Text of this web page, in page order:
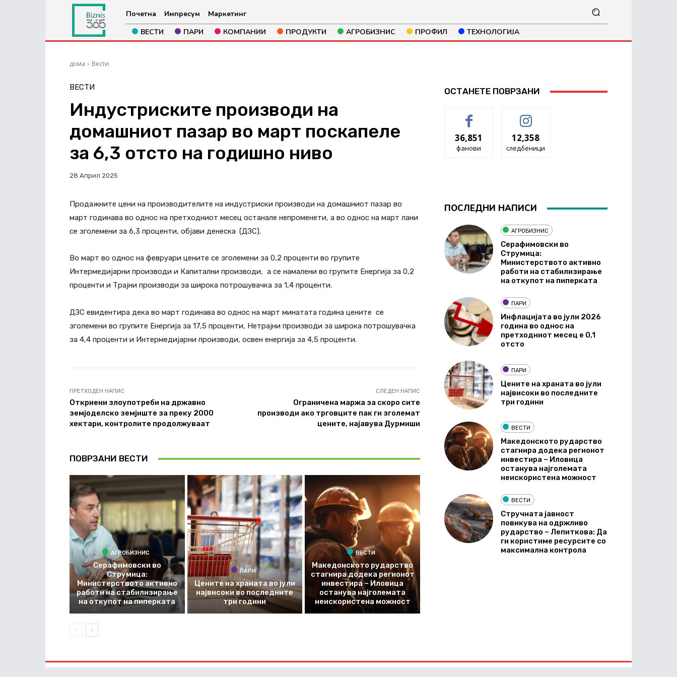
Почетна Импресум
Маркетинг
ВЕСТИ
ПАРИ КОМПАНИИ ПРОДУКТИ АГРОБИЗНИС ПРОФИЛ ТЕХНОЛОГИЈА
дома Вести
ВЕСТИ
Индустриските производи на
домашниот пазар во март поскапеле
за 6,3 отсто на годишно ниво
28 Април 2025
Продажните цени на производителите на индустриски производи на домашниот пазар во
март годинава во однос на претходниот месец останале непроменети, а во однос на март лани
се зголемени за 6,3 проценти, објави денеска (ДЗС).
Во март во однос на февруари цените се зголемени за 0,2 проценти во групите
Интермедијарни производи и Капитални производи, а се намалени во групите Енергија за 0,2
проценти и Трајни производи за широка потрошувачка за 1,4 проценти.
ДЗС евидентира дека во март годинава во однос на март минатата година цените се
зголемени во групите Енергија за 17,5 проценти, Нетрајни производи за широка потрошувачка
за 4,4 проценти и Интермедијарни производи, освен енергија за 4,5 проценти.
ПРЕТХОДЕН НАПИС
Откриени злоупотреби на државно
земјоделско земјиште за преку 2000
хектари, контролите продолжуваат
СЛЕДЕН НАПИС
Ограничена маржа за скоро сите
производи ако трговците пак ги зголемат
цените, најавува Дурмиши
ПОВРЗАНИ ВЕСТИ
АГРОБИЗНИС
Серафимовски во
Струмица:
Министерството активно
работи на стабилизирање
на откупот на пиперката
ПАРИ
Цените на храната во јули
највисоки во последните
три години
ВЕСТИ
Македонското рударство
стагнира додека регионот
инвестира – Иловица
останува најголемата
неискористена можност
ОСТАНЕТЕ ПОВРЗАНИ
36,851
фанови
12,358
следбеници
ПОСЛЕДНИ НАПИСИ
АГРОБИЗНИС
Серафимовски во
Струмица:
Министерството активно
работи на стабилизирање
на откупот на пиперката
ПАРИ
Инфлацијата во јули 2026
година во однос на
претходниот месец е 0,1
отсто
ПАРИ
Цените на храната во јули
највисоки во последните
три години
ВЕСТИ
Македонското рударство
стагнира додека регионот
инвестира – Иловица
останува најголемата
неискористена можност
ВЕСТИ
Стручната јавност
повикува на одржливо
рударство – Лепиткова: Да
ги користиме ресурсите со
максимална контрола